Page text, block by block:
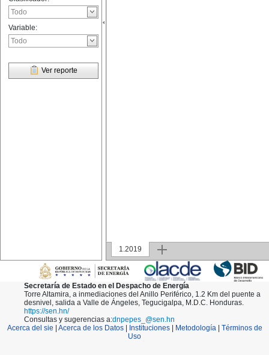
Variable:
Ver reporte
1.2019
Secretaría de Estado en el Despacho de Energía
Torre Altamira, a inmediaciones del Anillo Periférico, 1.2 Km del puente a
desnivel, salida a Valle de Ángeles, Tegucigalpa, M.D.C. Honduras.
https://sen.hn/
Consultas y sugerencias a:dnpepes_@sen.hn
Acerca del sie
Acerca de los Datos| Instituciones| Metodología| Términos de
Uso